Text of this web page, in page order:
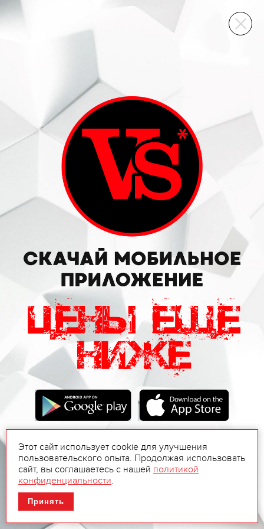
ВИННЫЙ СКЛАД
Этот сайт использует cookie для улучшения
пользовательского опыта. Продолжая использовать
сайт, вы соглашаетесь с нашей политикой
конфиденциальности.
Принять